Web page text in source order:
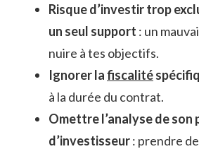
Risque d’investir trop
un seul support : un
nuire à tes objectifs.
Ignorer lafiscalité
à la durée du contrat.
Omettre l’analyse de son
d’investisseur: prendre